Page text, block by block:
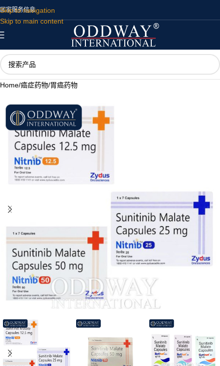
Skip to navigation
Skip to main content
国家服务信息
Home/癌症药物/胃癌药物